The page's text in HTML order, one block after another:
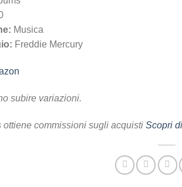
Musica
Freddie Mercury
subire variazioni.
ottiene commissioni sugli acquisti Scopri